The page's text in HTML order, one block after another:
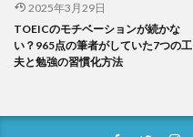
2025年3月29日
TOEICのモチベーションが続かな
い？965点の筆者がしていた7つの工
夫と勉強の習慣化方法